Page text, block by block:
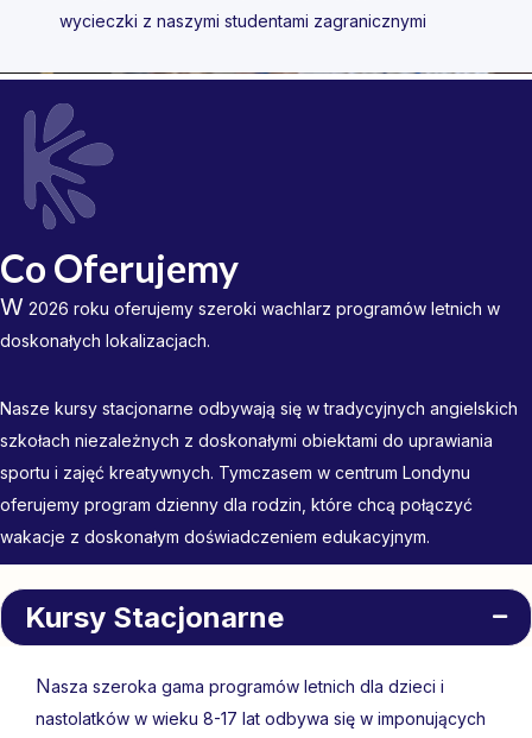
wycieczki z naszymi studentami zagranicznymi
Co Oferujemy
W 2026 roku oferujemy szeroki wachlarz programów letnich w
doskonałych lokalizacjach.
Nasze kursy stacjonarne odbywają się w tradycyjnych angielskich
szkołach niezależnych z doskonałymi obiektami do uprawiania
sportu i zajęć kreatywnych. Tymczasem w centrum Londynu
oferujemy program dzienny dla rodzin, które chcą połączyć
wakacje z doskonałym doświadczeniem edukacyjnym.
Kursy Stacjonarne
Nasza szeroka gama programów letnich dla dzieci i
nastolatków w wieku 8-17 lat odbywa się w imponujących